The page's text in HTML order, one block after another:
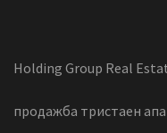
Holding Group Real
продажба тристаен